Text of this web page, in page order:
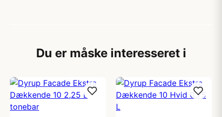
Du er måske interesseret i